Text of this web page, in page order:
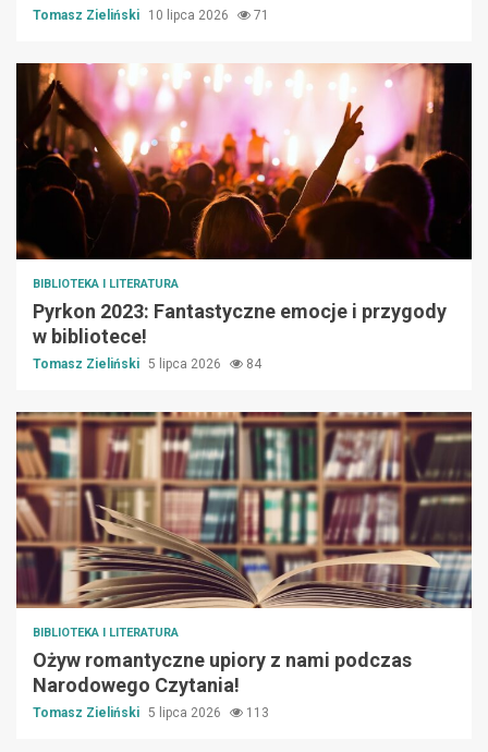
Tomasz Zieliński 10 lipca 2026 71
BIBLIOTEKA I LITERATURA
Pyrkon 2023: Fantastyczne emocje i przygody
w bibliotece!
Tomasz Zieliński 5 lipca 2026 84
BIBLIOTEKA I LITERATURA
Ożyw romantyczne upiory z nami podczas
Narodowego Czytania!
Tomasz Zieliński 5 lipca 2026 113